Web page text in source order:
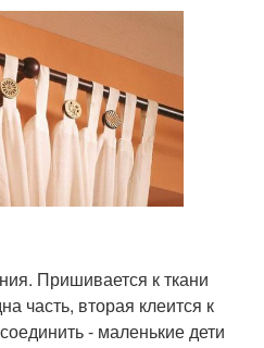
Пришивается к ткани
часть, вторая клеится к
- маленькие дети